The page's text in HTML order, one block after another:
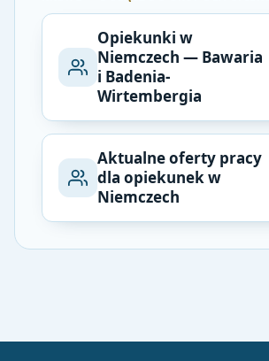
Opiekunki w
Niemczech — Bawaria
i Badenia-
Wirtembergia
Aktualne oferty pracy
dla opiekunek w
Niemczech